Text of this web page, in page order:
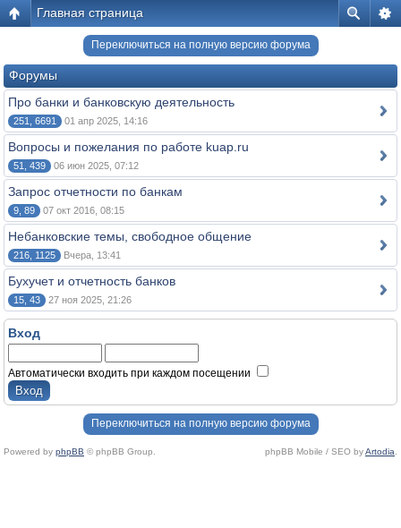
Главная страница
Переключиться на полную версию форума
Форумы
Про банки и банковскую деятельность
251, 6691 01 апр 2025, 14:16
Вопросы и пожелания по работе kuap.ru
51, 439 06 июн 2025, 07:12
Запрос отчетности по банкам
9, 89 07 окт 2016, 08:15
Небанковские темы, свободное общение
216, 1125 Вчера, 13:41
Бухучет и отчетность банков
15, 43 27 ноя 2025, 21:26
Вход
Автоматически входить при каждом посещении
Переключиться на полную версию форума
Powered by phpBB © phpBB Group. phpBB Mobile / SEO byArtodia